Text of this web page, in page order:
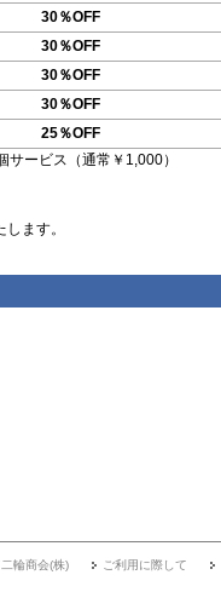
30％OFF
30％OFF
30％OFF
30％OFF
25％OFF
ービス（通常￥1,000）
ます。
輪商会(株) ご利用に際して